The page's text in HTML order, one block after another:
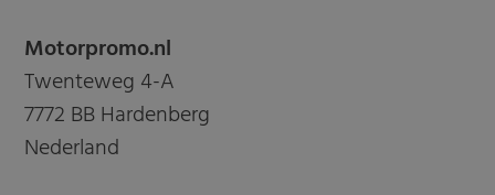
Motorpromo.nl
Twenteweg 4-A
7772 BB Hardenberg
Nederland